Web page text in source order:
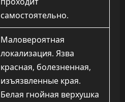
самостоятельно.
Маловероятная
локализация. Язва
красная, болезненная,
изъязвленные края.
Белая гнойная верхушка